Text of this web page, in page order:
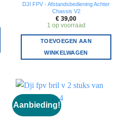
DJI FPV - Afstandsbediening Achter
Chassis V2
€ 39,00
1 op voorraad
TOEVOEGEN AAN
WINKELWAGEN
Aanbieding!